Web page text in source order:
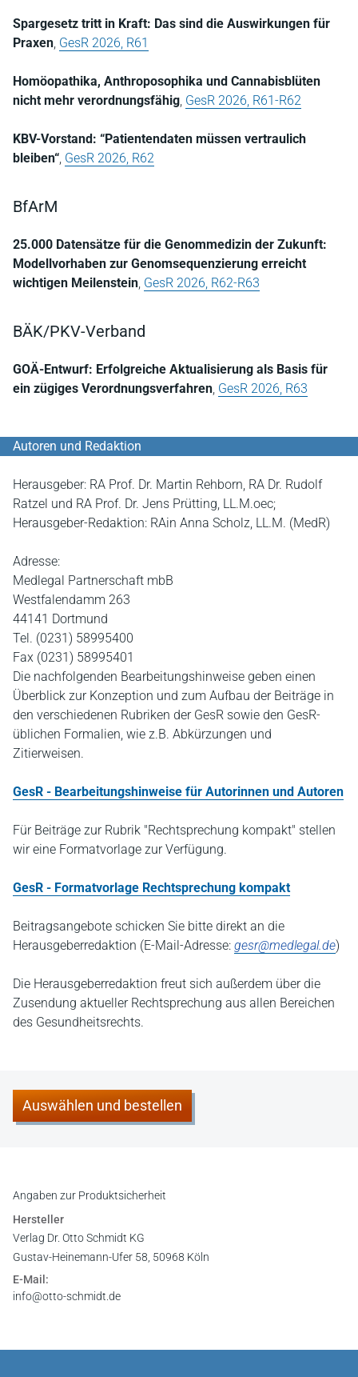
Spargesetz tritt in Kraft: Das sind die Auswirkungen für
Praxen GesR 2026, R61
Homöopathika, Anthroposophika und Cannabisblüten
nicht mehr verordnungsfähig GesR 2026, R61-R62
KBV-Vorstand: “Patientendaten müssen vertraulich
bleiben“ GesR 2026, R62
BfArM
25.000 Datensätze für die Genommedizin der Zukunft:
Modellvorhaben zur Genomsequenzierung erreicht
wichtigen Meilenstein GesR 2026, R62-R63
BÄK/PKV-Verband
GOÄ-Entwurf: Erfolgreiche Aktualisierung als Basis für
ein zügiges Verordnungsverfahren GesR 2026, R63
Autoren und Redaktion
Herausgeber: RA Prof. Dr. Martin Rehborn, RA Dr. Rudolf
Ratzel und RA Prof. Dr. Jens Prütting, LL.M.oec;
Herausgeber-Redaktion: RAin Anna Scholz, LL.M. (MedR)
Adresse:
Medlegal Partnerschaft mbB
Westfalendamm 263
44141 Dortmund
Tel. (0231) 58995400
Fax (0231) 58995401
Die nachfolgenden Bearbeitungshinweise geben einen
Überblick zur Konzeption und zum Aufbau der Beiträge in
den verschiedenen Rubriken der GesR sowie den GesR-
üblichen Formalien, wie z.B. Abkürzungen und
Zitierweisen.
GesR - Bearbeitungshinweise für Autorinnen und Autoren
Für Beiträge zur Rubrik "Rechtsprechung kompakt" stellen
wir eine Formatvorlage zur Verfügung.
GesR - Formatvorlage Rechtsprechung kompakt
Beitragsangebote schicken Sie bitte direkt an die
Herausgeberredaktion (E-Mail-Adresse: gesr@medlegal.de)
Die Herausgeberredaktion freut sich außerdem über die
Zusendung aktueller Rechtsprechung aus allen Bereichen
des Gesundheitsrechts.
Auswählen und bestellen
Angaben zur Produktsicherheit
Hersteller
Verlag Dr. Otto Schmidt KG
Gustav-Heinemann-Ufer 58, 50968 Köln
E-Mail:
info@otto-schmidt.de